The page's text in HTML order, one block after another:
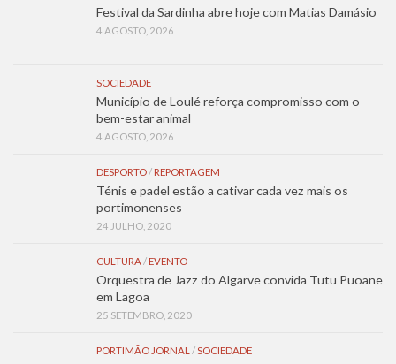
Festival da Sardinha abre hoje com Matias Damásio
4 AGOSTO, 2026
SOCIEDADE
Município de Loulé reforça compromisso com o
bem-estar animal
4 AGOSTO, 2026
DESPORTO/ REPORTAGEM
Ténis e padel estão a cativar cada vez mais os
portimonenses
24 JULHO, 2020
CULTURA/ EVENTO
Orquestra de Jazz do Algarve convida Tutu Puoane
em Lagoa
25 SETEMBRO, 2020
PORTIMÃO JORNAL /SOCIEDADE